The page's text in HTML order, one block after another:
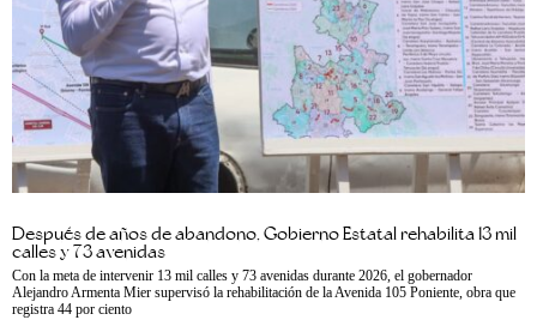
Después de años de abandono, Gobierno Estatal rehabilita 13 mil
calles y 73 avenidas
Con la meta de intervenir 13 mil calles y 73 avenidas durante 2026, el gobernador
Alejandro Armenta Mier supervisó la rehabilitación de la Avenida 105 Poniente, obra que
registra 44 por ciento